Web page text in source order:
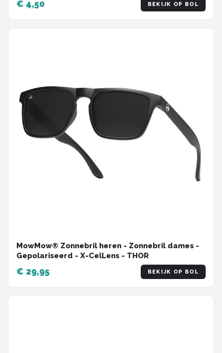
€ 4,50 BEKIJK OP BOL
MowMow® Zonnebril heren - Zonnebril dames -
Gepolariseerd - X-CelLens - THOR
€ 29,95 BEKIJK OP BOL